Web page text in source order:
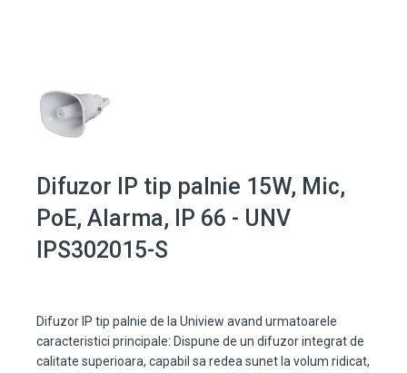
Difuzor IP tip palnie 15W, Mic,
PoE, Alarma, IP 66 - UNV
IPS302015-S
Difuzor IP tip palnie de la Uniview avand urmatoarele
caracteristici principale: Dispune de un difuzor integrat de
calitate superioara, capabil sa redea sunet la volum ridicat,